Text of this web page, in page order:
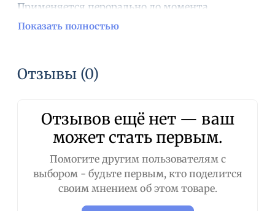
Применяется перорально до момента
достижения положительного эффекта или как
каолин, Preplex (пребиотик), пектин,
искусственный ароматизатор со вкусом
faecium (NCIMB 10415) EC No. 13.2.00х КОЕ.
Показать полностью
Отзывы (0)
Отзывов ещё нет — ваш
может стать первым.
Помогите другим пользователям с
выбором - будьте первым, кто поделится
своим мнением об этом товаре.